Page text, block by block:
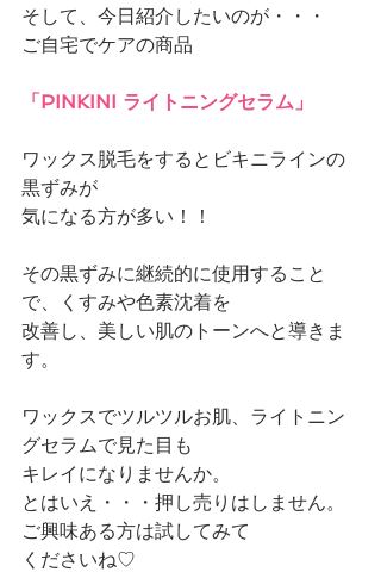
そして、今日紹介したいのが・・・
ご自宅でケアの商品
「PINKINI ライトニングセラム」
ワックス脱毛をするとビキニラインの
黒ずみが
気になる方が多い！！
その黒ずみに継続的に使用すること
で、くすみや色素沈着を
改善し、美しい肌のトーンへと導きま
す。
ワックスでツルツルお肌、ライトニン
グセラムで見た目も
キレイになりませんか。
とはいえ・・・押し売りはしません。
ご興味ある方は試してみて
くださいね♡